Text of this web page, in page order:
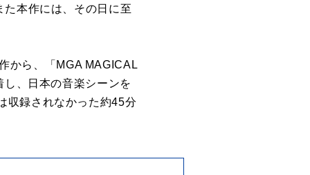
本作には、その日に至
から、「MGA MAGICAL
、日本の音楽シーンを
収録されなかった約45分